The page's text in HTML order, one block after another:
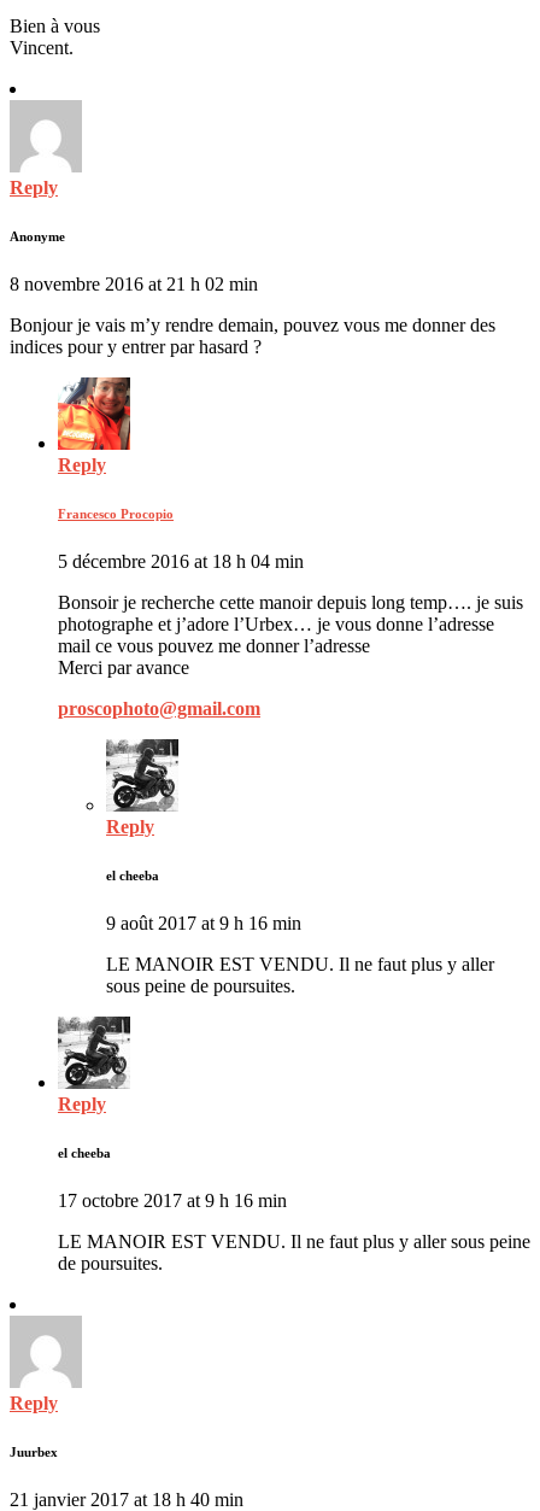
Bien à vous
Vincent.
Reply
Anonyme
8 novembre 2016 at 21 h 02 min
Bonjour je vais m’y rendre demain, pouvez vous me donner des
indices pour y entrer par hasard ?
Reply
Francesco Procopio
5 décembre 2016 at 18 h 04 min
Bonsoir je recherche cette manoir depuis long temp…. je suis
photographe et j’adore l’Urbex… je vous donne l’adresse
mail ce vous pouvez me donner l’adresse
Merci par avance
proscophoto@gmail.com
Reply
el cheeba
9 août 2017 at 9 h 16 min
LE MANOIR EST VENDU. Il ne faut plus y aller
sous peine de poursuites.
Reply
el cheeba
17 octobre 2017 at 9 h 16 min
LE MANOIR EST VENDU. Il ne faut plus y aller sous peine
de poursuites.
Reply
Juurbex
21 janvier 2017 at 18 h 40 min